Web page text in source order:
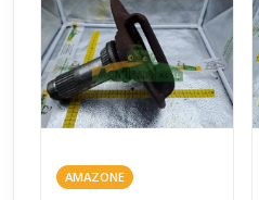
AMAZONE